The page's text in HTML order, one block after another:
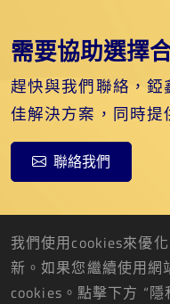
需要協助選擇
趕快與我們聯絡，
佳解決方案，同時提
聯絡我們
我們使用cookies來優
新。如果您繼續使用網
cookies。點擊下方 “